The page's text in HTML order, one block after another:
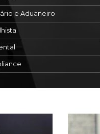
e Aduaneiro